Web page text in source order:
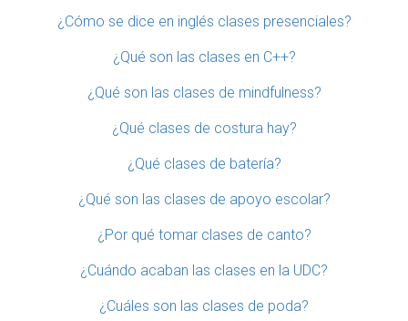
¿Cómo se dice en inglés clases presenciales?
¿Qué son las clases en C++?
¿Qué son las clases de mindfulness?
¿Qué clases de costura hay?
¿Qué clases de batería?
¿Qué son las clases de apoyo escolar?
¿Por qué tomar clases de canto?
¿Cuándo acaban las clases en la UDC?
¿Cuáles son las clases de poda?